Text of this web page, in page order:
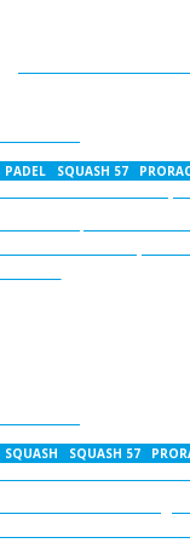
PADEL SQUASH 57
SQUASH SQUASH 57